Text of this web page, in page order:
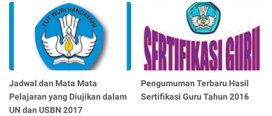
Jadwal dan Mata Mata
Pelajaran yang Diujikan dalam
UN dan USBN 2017
Pengumuman Terbaru Hasil
Sertifikasi Guru Tahun 2016